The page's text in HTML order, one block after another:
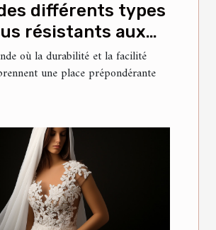
différents types
résistants aux
pour meubles
où la durabilité et la facilité
une place prépondérante